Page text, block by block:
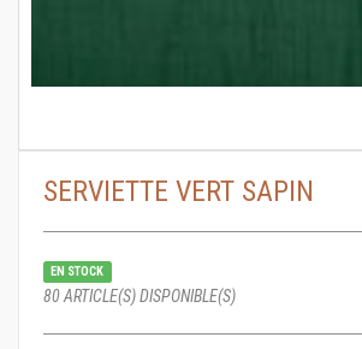
SERVIETTE VERT SAPIN
EN STOCK
80 ARTICLE(S) DISPONIBLE(S)